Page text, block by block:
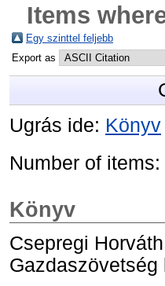
Items
Egy szinttel feljebb
Export as
Ugrás ide: Könyv
Number of items:
Könyv
Csepregi